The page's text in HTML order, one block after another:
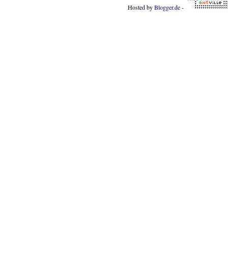
Hosted byBlogger.de-